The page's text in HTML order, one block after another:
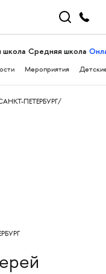
школа Средняя школа
Мероприятия
ПЕТЕРБУРГ